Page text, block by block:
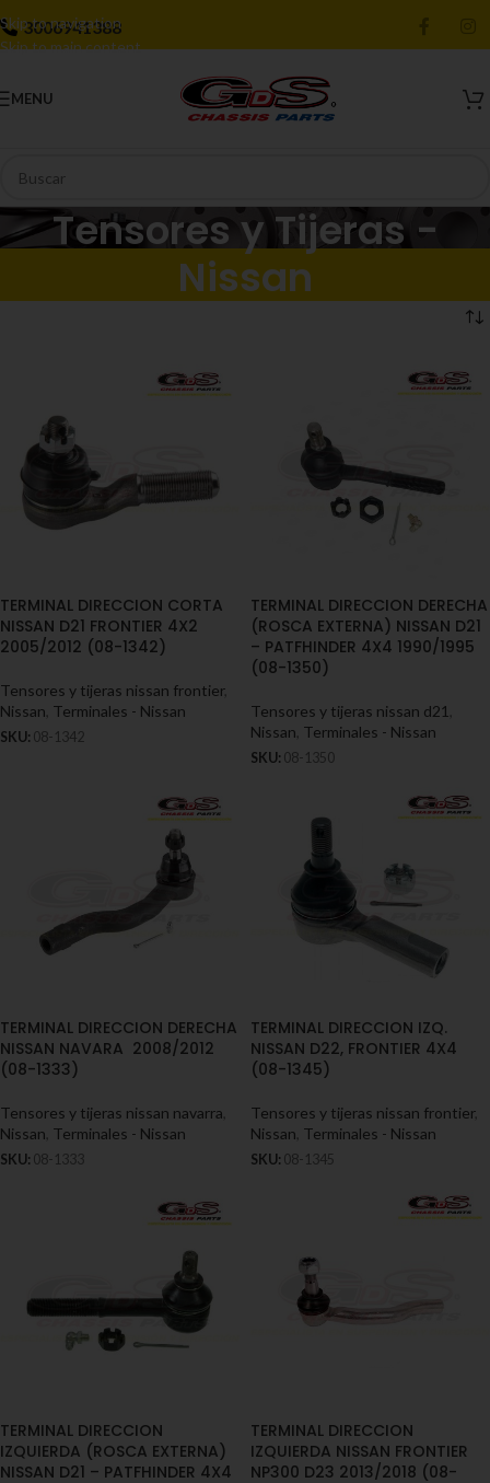
Skip to navigation
Skip to main content
3006941388
MENU
Tensores y Tijeras -
Nissan
TERMINAL DIRECCION CORTA
NISSAN D21 FRONTIER 4X2
2005/2012 (08-1342)
Tensores y tijeras nissan frontier,
Nissan Terminales - Nissan
SKU: 08-1342
TERMINAL DIRECCION DERECHA
(ROSCA EXTERNA) NISSAN D21
– PATFHINDER 4X4 1990/1995
(08-1350)
Tensores y tijeras nissan d21
Nissan Terminales - Nissan
SKU: 08-1350
TERMINAL DIRECCION DERECHA
NISSAN NAVARA 2008/2012
(08-1333)
Tensores y tijeras nissan navarra
Nissan Terminales - Nissan
SKU: 08-1333
TERMINAL DIRECCION IZQ.
NISSAN D22, FRONTIER 4X4
(08-1345)
Tensores y tijeras nissan frontier,
Nissan Terminales - Nissan
SKU: 08-1345
TERMINAL DIRECCION
IZQUIERDA (ROSCA EXTERNA)
NISSAN D21 – PATFHINDER 4X4
TERMINAL DIRECCION
IZQUIERDA NISSAN FRONTIER
NP300 D23 2013/2018 (08-